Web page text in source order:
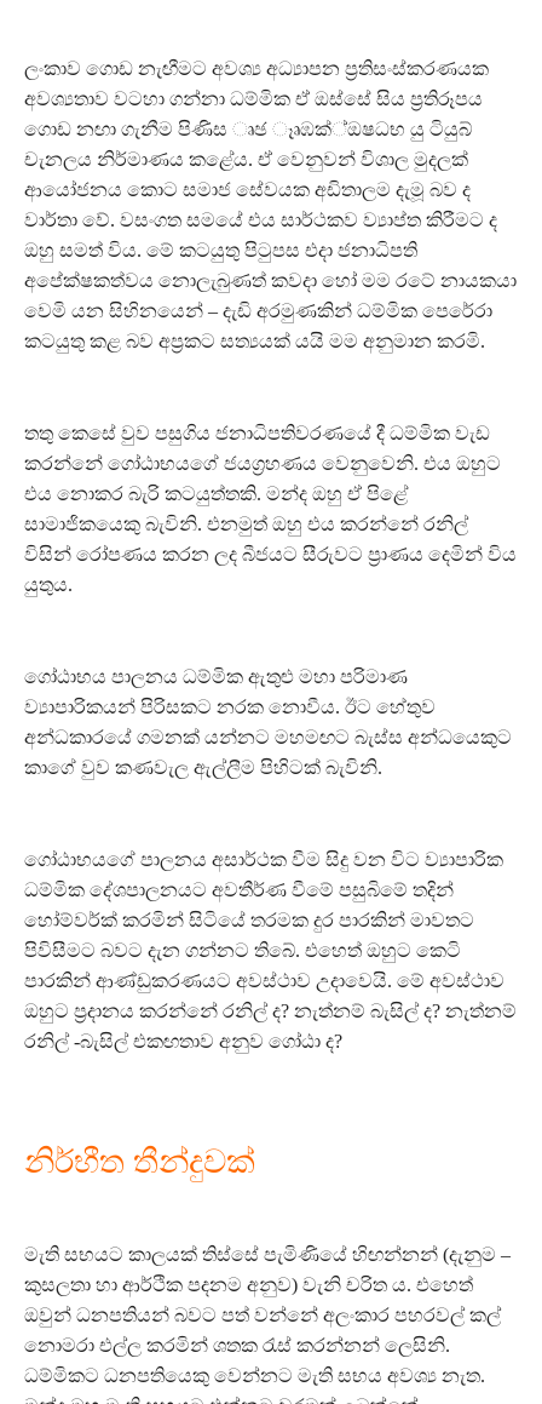
ලංකාව ගොඩ නැඟීමට අවශ්‍ය අධ්‍යාපන ප්‍රතිසංස්කරණයක
අවශ්‍යතාව වටහා ගන්නා ධම්මික ඒ ඔස්සේ සිය ප්‍රතිරූපය
ගොඩ නඟා ගැනීම පිණිස ෘඡ ෑෘඹක්‍්ඔෂධභ යු ටියුබ්
චැනලය නිර්මාණය කළේය. ඒ වෙනුවන් විශාල මුදලක්
ආයෝජනය කොට සමාජ සේවයක අඩිතාලම දැමූ බව ද
වාර්තා වේ. වසංගත සමයේ එය සාර්ථකව ව්‍යාප්ත කිරීමට ද
ඔහු සමත් විය. මේ කටයුතු පිටුපස එදා ජනාධිපති
අපේක්ෂකත්වය නොලැබුණත් කවදා හෝ මම රටේ නායකයා
වෙමි යන සිහිනයෙන් – දැඩි අරමුණකින් ධම්මික පෙරේරා
කටයුතු කළ බව අප්‍රකට සත්‍යයක් යයි මම අනුමාන කරමි.
තතු කෙසේ වුව පසුගිය ජනාධිපතිවරණයේ දී ධම්මික වැඩ
කරන්නේ ගෝඨාභයගේ ජයග්‍රහණය වෙනුවෙනි. එය ඔහුට
එය නොකර බැරි කටයුත්තකි. මන්ද ඔහු ඒ පිළේ
සාමාජිකයෙකු බැවිනි. එනමුත් ඔහු එය කරන්නේ රනිල්
විසින් රෝපණය කරන ලද බීජයට සීරුවට ප්‍රාණය දෙමින් විය
යුතුය.
ගෝඨාභය පාලනය ධම්මික ඇතුළු මහා පරිමාණ
ව්‍යාපාරිකයන් පිරිසකට නරක නොවීය. ඊට හේතුව
අන්ධකාරයේ ගමනක් යන්නට මහමඟට බැස්ස අන්ධයෙකුට
කාගේ වුව කණවැල ඇල්ලීම පිහිටක් බැවිනි.
ගෝඨාභයගේ පාලනය අසාර්ථක වීම සිදු වන විට ව්‍යාපාරික
ධම්මික දේශපාලනයට අවතීර්ණ වීමේ පසුබිමේ තදින්
හෝම්වර්ක් කරමින් සිටියේ තරමක දුර පාරකින් මාවතට
පිවිසීමට බවට දැන ගන්නට තිබේ. එහෙත් ඔහුට කෙටි
පාරකින් ආණ්ඩුකරණයට අවස්ථාව උදාවෙයි. මේ අවස්ථාව
ඔහුට ප්‍රදානය කරන්නේ රනිල් ද? නැත්නම් බැසිල් ද? නැත්නම්
රනිල් -බැසිල් එකඟතාව අනුව ගෝඨා ද?
නිර්භීත තීන්දුවක්
මැති සභයට කාලයක් තිස්සේ පැමිණියේ හිඟන්නන් (දැනුම –
කුසලතා හා ආර්ථික පදනම අනුව) වැනි චරිත ය. එහෙත්
ඔවුන් ධනපතියන් බවට පත් වන්නේ අලංකාර පහරවල් කල්
නොමරා එල්ල කරමින් ශතක රැස් කරන්නන් ලෙසිනි.
ධම්මිකට ධනපතියෙකු වෙන්නට මැති සභය අවශ්‍ය නැත.